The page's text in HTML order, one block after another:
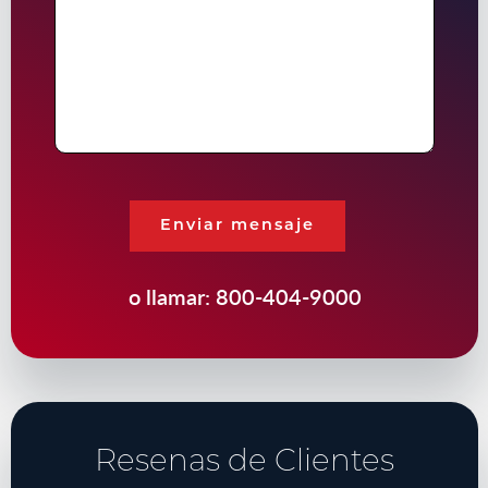
Enviar mensaje
o llamar: 800-404-9000
Resenas de Clientes